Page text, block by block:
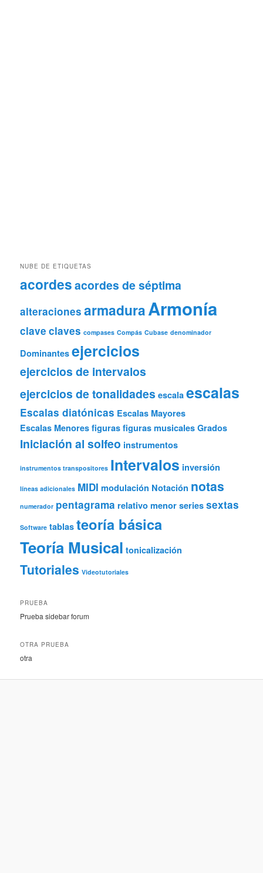
NUBE DE ETIQUETAS
acordesacordes de séptima
alteraciones armaduraArmonía
clave claves compases Compás Cubase denominador
Dominantes ejercicios
ejercicios de intervalos
ejercicios de tonalidades escala escalas
Escalas diatónicas Escalas Mayores
Escalas Menores figuras figuras musicales Grados
Iniciación al solfeo instrumentos
instrumentos transpositores Intervalos inversión
líneas adicionales MIDI modulación Notación notas
numerador pentagrama relativo menor series sextas
Software tablas teoría básica
Teoría Musical tonicalización
Tutoriales Videotutoriales
PRUEBA
Prueba sidebar forum
OTRA PRUEBA
otra